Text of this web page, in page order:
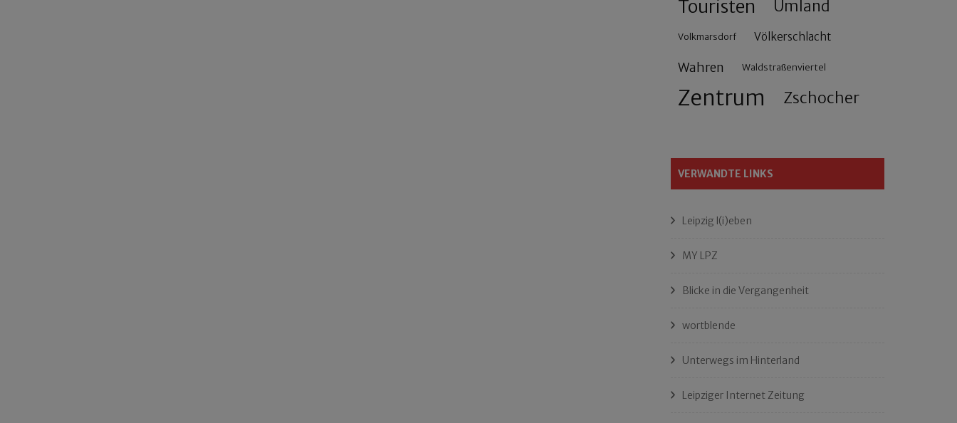
Touristen Umland
Volkmarsdorf Völkerschlacht
Wahren Waldstraßenviertel
Zentrum Zschocher
VERWANDTE LINKS
Leipzig l(i)eben
MY LPZ
Blicke in die Vergangenheit
wortblende
Unterwegs im Hinterland
Leipziger Internet Zeitung